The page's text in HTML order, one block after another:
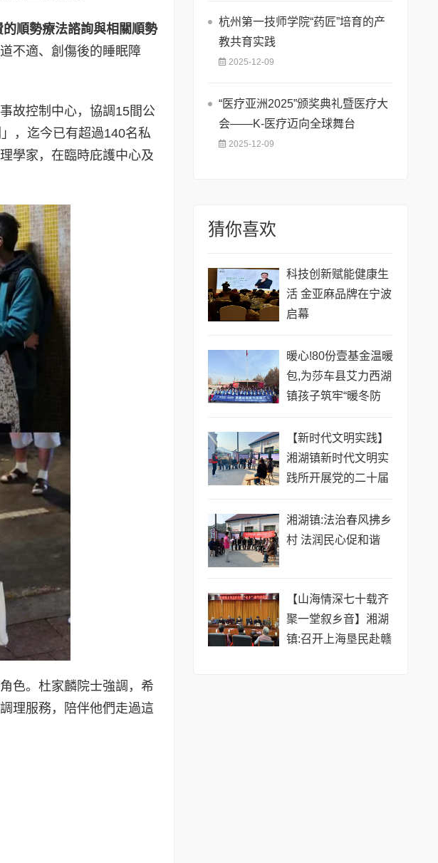
的順勢療法諮詢與相關順勢
不適、創傷後的睡眠障
故控制中心，協調15間公
，迄今已有超過140名私
學家，在臨時庇護中心及
色。杜家麟院士強調，希
理服務，陪伴他們走過這
杭州第一技师学院“药匠”培育的产
教共育实践
2025-12-09
“医疗亚洲2025”颁奖典礼暨医疗大
会——K-医疗迈向全球舞台
2025-12-09
猜你喜欢
科技创新赋能健康生
活 金亚麻品牌在宁波
启幕
暖心!80份壹基金温暖
包,为莎车县艾力西湖
镇孩子筑牢“暖冬防
【新时代文明实践】
湘湖镇新时代文明实
践所开展党的二十届
动
湘湖镇:法治春风拂乡
村 法润民心促和谐
【山海情深七十载齐
聚一堂叙乡音】湘湖
镇:召开上海垦民赴赣